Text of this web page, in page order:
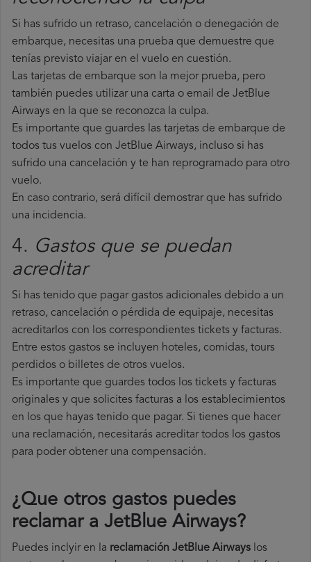
Si has sufrido un retraso, cancelación o denegación de
embarque, necesitas una prueba que demuestre que
tenías previsto viajar en el vuelo en cuestión.
Las tarjetas de embarque son la mejor prueba, pero
también puedes utilizar una carta o email de JetBlue
Airways en la que se reconozca la culpa.
Es importante que guardes las tarjetas de embarque de
todos tus vuelos con JetBlue Airways, incluso si has
sufrido una cancelación y te han reprogramado para otro
vuelo.
En caso contrario, será difícil demostrar que has sufrido
una incidencia.
4. Gastos que se puedan
acreditar
Si has tenido que pagar gastos adicionales debido a un
retraso, cancelación o pérdida de equipaje, necesitas
acreditarlos con los correspondientes tickets y facturas.
Entre estos gastos se incluyen hoteles, comidas, tours
perdidos o billetes de otros vuelos.
Es importante que guardes todos los tickets y facturas
originales y que solicites facturas a los establecimientos
en los que hayas tenido que pagar. Si tienes que hacer
una reclamación, necesitarás acreditar todos los gastos
para poder obtener una compensación.
¿Que otros gastos puedes
reclamar a JetBlue Airways​?
Puedes inclyir en la reclamación JetBlue Airways los